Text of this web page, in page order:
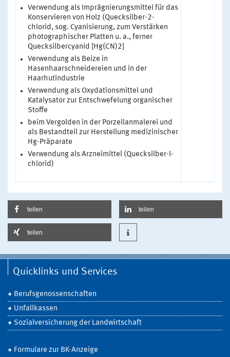
Verwendung als Imprägnierungsmittel für das
Konservieren von Holz (Quecksilber-2-
chlorid, sog. Cyanisierung, zum Verstärken
photographischer Platten u. a., ferner
Quecksilbercyanid [Hg(CN)2]
Verwendung als Beize in
Hasenhaarschneidereien und in der
Haarhutindustrie
Verwendung als Oxydationsmittel und
Katalysator zur Entschwefelung organischer
Stoffe
beim Vergolden in der Porzellanmalerei und
als Bestandteil zur Herstellung medizinischer
Hg-Präparate
Verwendung als Arzneimittel (Quecksilber-l-
chlorid)
teilen teilen
teilen
Quicklinks und Services
Berufsgenossenschaften
Unfallkassen
Sozialversicherung der Landwirtschaft
Formulare zur BK-Anzeige